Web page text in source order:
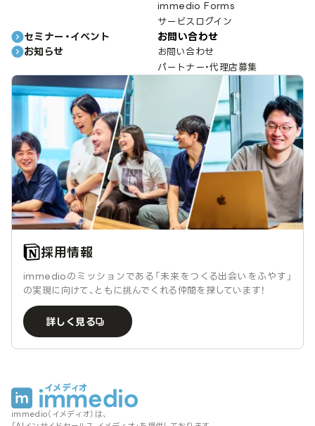
immedio Forms
サービスログイン
セミナー・イベント
お知らせ
お問い合わせ
お問い合わせ
パートナー・代理店募集
採用情報
immedioのミッションである「未来をつくる出会いをふやす」
の実現に向けて、ともに挑んでくれる仲間を探しています！
詳しく見る
immedio（イメディオ）は、